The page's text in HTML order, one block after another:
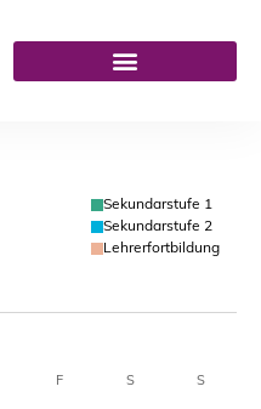
Sekundarstufe 1
Sekundarstufe 2
Lehrerfortbildung
F S S